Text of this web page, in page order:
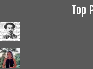
Top